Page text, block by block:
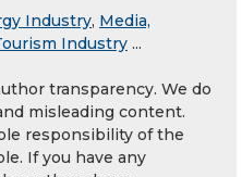
Industry, Media,
Industry ...
transparency. We do
misleading content.
responsibility of the
If you have any